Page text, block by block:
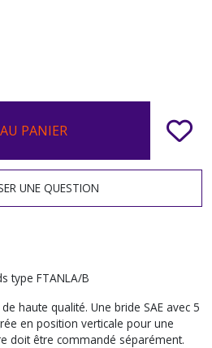
PANIER
UNE QUESTION
type FTANLA/B
haute qualité. Une bride SAE avec 5
en position verticale pour une
doit être commandé séparément.